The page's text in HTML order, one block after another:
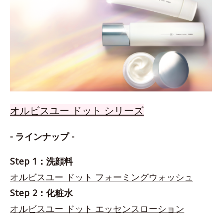
オルビスユー ドット シリーズ
- ラインナップ -
Step 1：洗顔料
オルビスユー ドット フォーミングウォッシュ
Step 2：化粧水
オルビスユー ドット エッセンスローション